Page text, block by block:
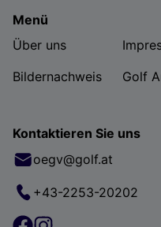
Menü
Über uns
Bildernachweis
Golf
Kontaktieren Sie uns
oegv@golf.at
+43-2253-20202